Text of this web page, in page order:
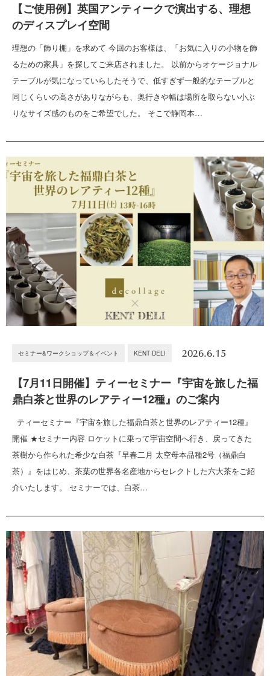
【ご使用例】英国アンティークで演出する、理想
のディスプレイ空間
理想の「飾り棚」を求めて 今回のお客様は、「お気に入りの小物を飾
るための家具」を探してご来店されました。 以前からオケージョナル
テーブルが気になっていらしたそうで、低すぎず一般的なテーブルと
同じくらいの高さがありながらも、奥行きや幅は場所を取らない小ぶ
りなサイズ感のものをご希望でした。 そこで静岡本…
セミナー&ワークショップ＆イベント KENT DELI 2026.6.15
【7月11日開催】ティーセミナー『宇宙を旅した福
鼎白茶と世界のレアティー12種』のご案内
ティーセミナー『宇宙を旅した福鼎白茶と世界のレアティー12種』
開催 ★セミナー内容 ロケットに乗って宇宙空間へ行き、戻ってきた
茶樹から作られた希少な白茶『早春二月 太空母本品種2号（福鼎白
茶）』をはじめ、茶葉の世界各名産地からセレクトした六大茶をご紹
介いたします。 セミナーでは、白茶…